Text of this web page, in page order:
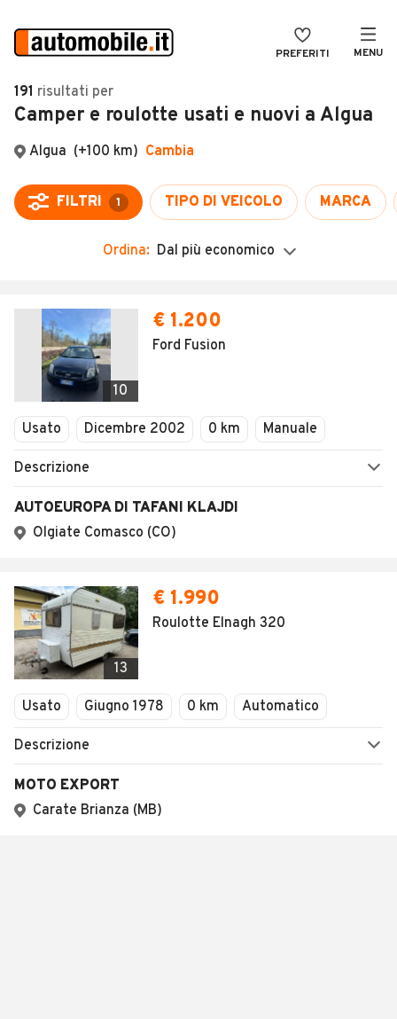
PREFERITI MENU
Auto
Auto usate
Auto Km 0
Auto Nuove
Noleggio a lungo termine
Moto
Camper
Veicoli Commerciali
Concessionari
VENDI
MAGAZINE
ACCEDI
191 risultati per
Camper e roulotte usati e nuovi a Algua
Algua (+100 km) Cambia
FILTRI 1 TIPO DI VEICOLO MARCA
Ordina: Dal più economico